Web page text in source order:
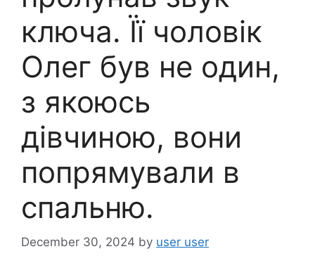
ключа. Її чоловік
Олег був не один,
з якоюсь
дівчиною, вони
попрямували в
спальню.
December 30, 2024 by user user